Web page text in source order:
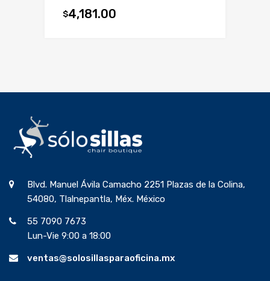
$4,181.00
Blvd. Manuel Ávila Camacho 2251 Plazas de la Colina,
54080, Tlalnepantla, Méx. México
55 7090 7673
Lun-Vie 9:00 a 18:00
ventas@solosillasparaoficina.mx